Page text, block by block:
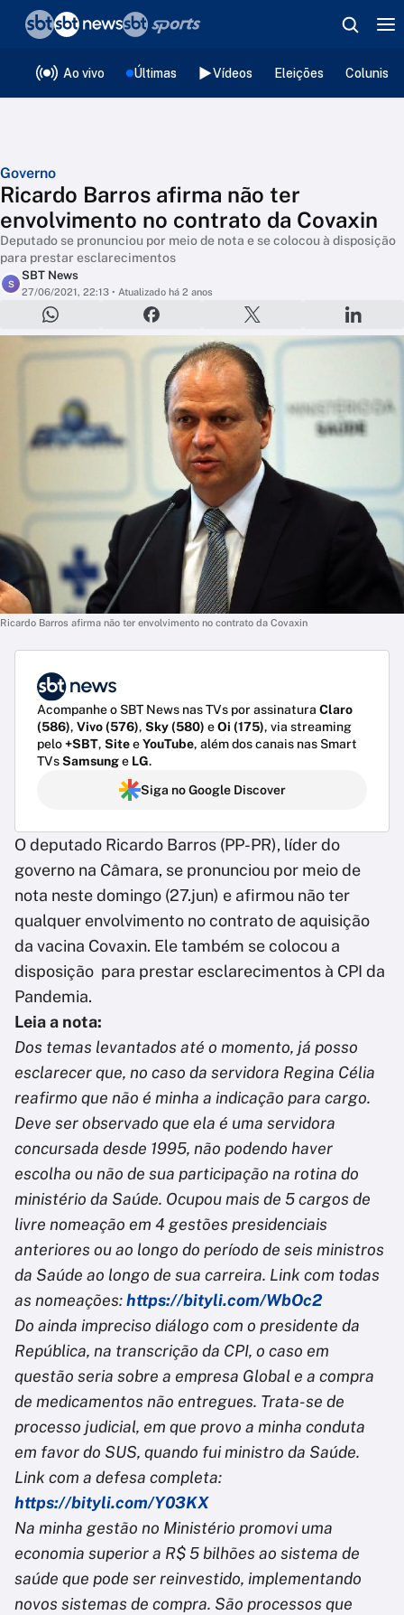
Ao vivo Últimas Vídeos Eleições
Governo
Ricardo Barros afirma não ter
envolvimento no contrato da Covaxin
Deputado se pronunciou por meio de nota e se colocou à disposição
para prestar esclarecimentos
S
SBT News
27/06/2021, 22:13 • Atualizado há 2 anos
Ricardo Barros afirma não ter envolvimento no contrato da Covaxin
Acompanhe o SBT News nas TVs por assinatura Claro
(586), Vivo (576), Sky (580) eOi (175), via streaming
pelo+SBT, SiteeYouTube, além dos canais nas Smart
TVsSamsunge LG.
Siga no Google Discover
O deputado Ricardo Barros (PP-PR), líder do
governo na Câmara, se pronunciou por meio de
nota neste domingo (27.jun) e afirmou não ter
qualquer envolvimento no contrato de aquisição
da vacina Covaxin. Ele também se colocou a
disposição para prestar esclarecimentos à CPI da
Pandemia.
Leia a nota:
Dos temas levantados até o momento, já posso
esclarecer que, no caso da servidora Regina Célia
reafirmo que não é minha a indicação para cargo.
Deve ser observado que ela é uma servidora
concursada desde 1995, não podendo haver
escolha ou não de sua participação na rotina do
ministério da Saúde. Ocupou mais de 5 cargos de
livre nomeação em 4 gestões presidenciais
anteriores ou ao longo do período de seis ministros
da Saúde ao longo de sua carreira. Link com todas
as nomeações:https://bityli.com/WbOc2
Do ainda impreciso diálogo com o presidente da
República, na transcrição da CPI, o caso em
questão seria sobre a empresa Global e a compra
de medicamentos não entregues. Trata-se de
processo judicial, em que provo a minha conduta
em favor do SUS, quando fui ministro da Saúde.
Link com a defesa completa:
https://bityli.com/Y03KX
Na minha gestão no Ministério promovi uma
economia superior a R$ 5 bilhões ao sistema de
saúde que pode ser reinvestido, implementando
novos sistemas de compra. São processos que
❮voltar
Editorias